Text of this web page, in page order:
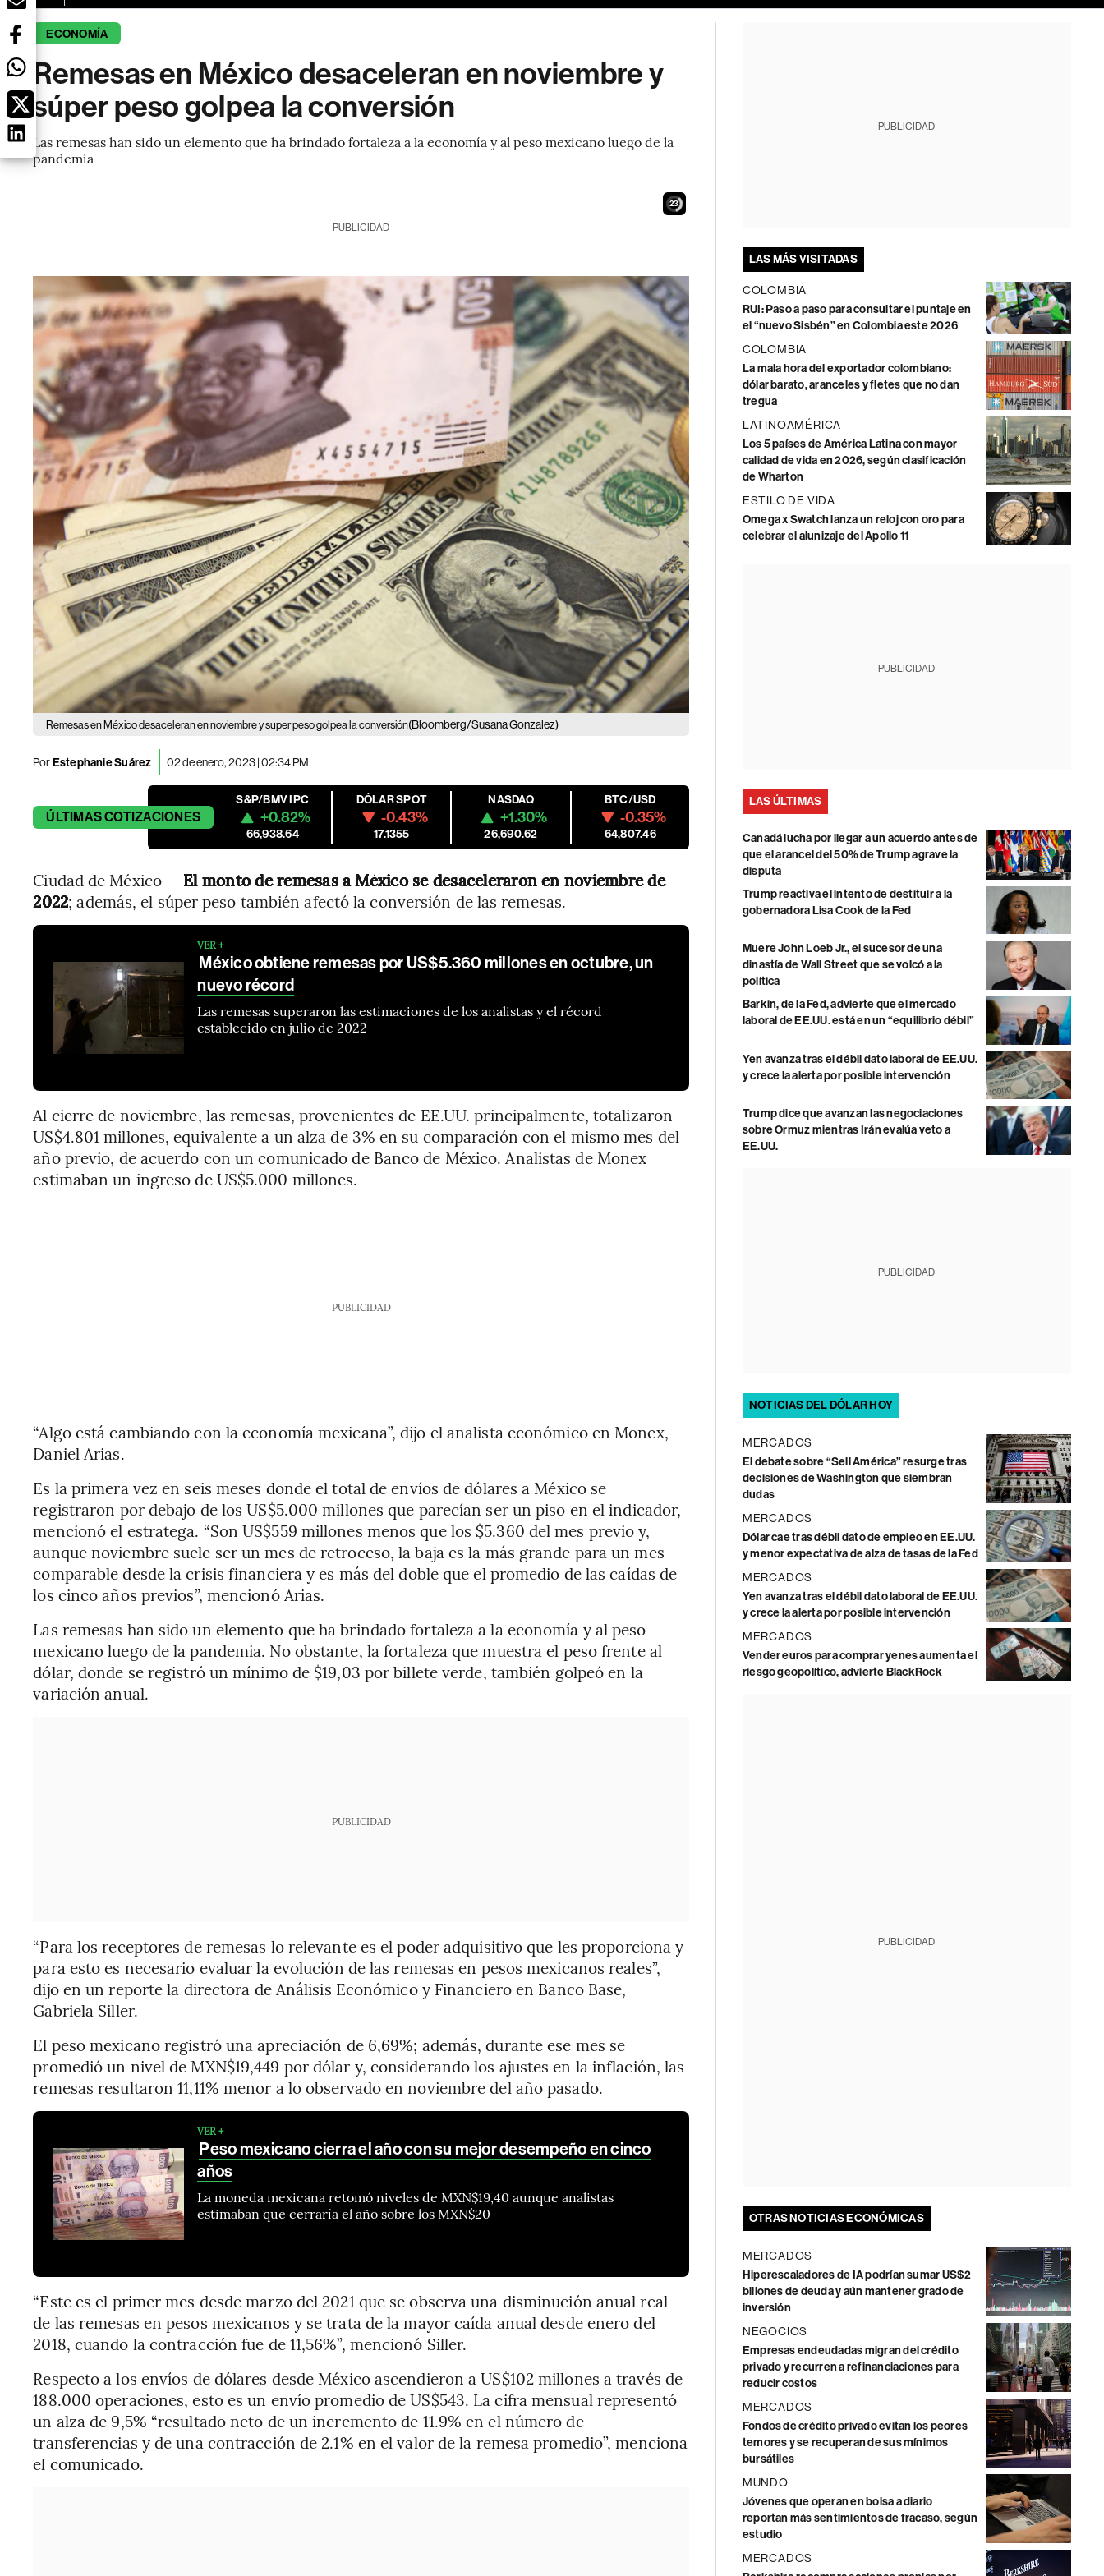
ECONOMÍA
Remesas en México desaceleran en noviembre y
súper peso golpea la conversión
Las remesas han sido un elemento que ha brindado fortaleza a la economía y al peso mexicano luego de la
pandemia
22
PUBLICIDAD
Remesas en México desaceleran en noviembre y super peso golpea la conversión(Bloomberg/Susana Gonzalez)
PorEstephanie Suárez 02 de enero, 2023 | 02:34 PM
ÚLTIMASCOTIZACIONES
S&P/BMV IPC
+0.82%
66,938.64
DÓLAR SPOT
-0.43%
17.1355
NASDAQ
+1.30%
26,690.62
BTC/USD
-0.35%
64,807.46
Ciudad de México — El monto de remesas a México se desaceleraron en noviembre de
2022; además, el súper peso también afectó la conversión de las remesas.
VER +
México obtiene remesas por US$5.360 millones en octubre, un
nuevo récord
Las remesas superaron las estimaciones de los analistas y el récord
establecido en julio de 2022
Al cierre de noviembre, las remesas, provenientes de EE.UU. principalmente, totalizaron
US$4.801 millones, equivalente a un alza de 3% en su comparación con el mismo mes del
año previo, de acuerdo con un comunicado de Banco de México. Analistas de Monex
estimaban un ingreso de US$5.000 millones.
PUBLICIDAD
“Algo está cambiando con la economía mexicana”, dijo el analista económico en Monex,
Daniel Arias.
Es la primera vez en seis meses donde el total de envíos de dólares a México se
registraron por debajo de los US$5.000 millones que parecían ser un piso en el indicador,
mencionó el estratega. “Son US$559 millones menos que los $5.360 del mes previo y,
aunque noviembre suele ser un mes de retroceso, la baja es la más grande para un mes
comparable desde la crisis financiera y es más del doble que el promedio de las caídas de
los cinco años previos”, mencionó Arias.
Las remesas han sido un elemento que ha brindado fortaleza a la economía y al peso
mexicano luego de la pandemia. No obstante, la fortaleza que muestra el peso frente al
dólar, donde se registró un mínimo de $19,03 por billete verde, también golpeó en la
variación anual.
PUBLICIDAD
“Para los receptores de remesas lo relevante es el poder adquisitivo que les proporciona y
para esto es necesario evaluar la evolución de las remesas en pesos mexicanos reales”,
dijo en un reporte la directora de Análisis Económico y Financiero en Banco Base,
Gabriela Siller.
El peso mexicano registró una apreciación de 6,69%; además, durante ese mes se
promedió un nivel de MXN$19,449 por dólar y, considerando los ajustes en la inflación, las
remesas resultaron 11,11% menor a lo observado en noviembre del año pasado.
VER +
Peso mexicano cierra el año con su mejor desempeño en cinco
años
La moneda mexicana retomó niveles de MXN$19,40 aunque analistas
estimaban que cerraría el año sobre los MXN$20
“Este es el primer mes desde marzo del 2021 que se observa una disminución anual real
de las remesas en pesos mexicanos y se trata de la mayor caída anual desde enero del
2018, cuando la contracción fue de 11,56%”, mencionó Siller.
Respecto a los envíos de dólares desde México ascendieron a US$102 millones a través de
188.000 operaciones, esto es un envío promedio de US$543. La cifra mensual representó
un alza de 9,5% “resultado neto de un incremento de 11.9% en el número de
transferencias y de una contracción de 2.1% en el valor de la remesa promedio”, menciona
el comunicado.
PUBLICIDAD
LAS MÁS VISITADAS
COLOMBIA
RUI: Paso a paso para consultar el puntaje en
el “nuevo Sisbén” en Colombia este 2026
COLOMBIA
La mala hora del exportador colombiano:
dólar barato, aranceles y fletes que no dan
tregua
LATINOAMÉRICA
Los 5 países de América Latina con mayor
calidad de vida en 2026, según clasificación
de Wharton
ESTILO DE VIDA
Omega x Swatch lanza un reloj con oro para
celebrar el alunizaje del Apollo 11
PUBLICIDAD
LAS ÚLTIMAS
Canadá lucha por llegar a un acuerdo antes de
que el arancel del 50% de Trump agrave la
disputa
Trump reactiva el intento de destituir a la
gobernadora Lisa Cook de la Fed
Muere John Loeb Jr., el sucesor de una
dinastía de Wall Street que se volcó a la
política
Barkin, de la Fed, advierte que el mercado
laboral de EE.UU. está en un “equilibrio débil”
Yen avanza tras el débil dato laboral de EE.UU.
y crece la alerta por posible intervención
Trump dice que avanzan las negociaciones
sobre Ormuz mientras Irán evalúa veto a
EE.UU.
PUBLICIDAD
NOTICIAS DEL DÓLAR HOY
MERCADOS
El debate sobre “Sell América” resurge tras
decisiones de Washington que siembran
dudas
MERCADOS
Dólar cae tras débil dato de empleo en EE.UU.
y menor expectativa de alza de tasas de la Fed
MERCADOS
Yen avanza tras el débil dato laboral de EE.UU.
y crece la alerta por posible intervención
MERCADOS
Vender euros para comprar yenes aumenta el
riesgo geopolítico, advierte BlackRock
PUBLICIDAD
OTRAS NOTICIAS ECONÓMICAS
MERCADOS
Hiperescaladores de IA podrían sumar US$2
billones de deuda y aún mantener grado de
inversión
NEGOCIOS
Empresas endeudadas migran del crédito
privado y recurren a refinanciaciones para
reducir costos
MERCADOS
Fondos de crédito privado evitan los peores
temores y se recuperan de sus mínimos
bursátiles
MUNDO
Jóvenes que operan en bolsa a diario
reportan más sentimientos de fracaso, según
estudio
MERCADOS